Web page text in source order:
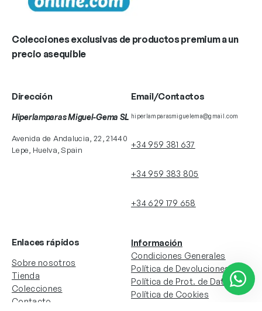
Colecciones exclusivas de productos premium a un
precio asequible
Dirección
Hiperlamparas Miguel-Gema SL
Avenida de Andalucia, 22, 21440
Lepe, Huelva, Spain
Email/Contactos
hiperlamparasmiguelema@gmail.com
+34 959 381 637
+34 959 383 805
+34 629 179 658
Enlaces rápidos
Sobre nosotros
Tienda
Colecciones
Contacto
Información
Condiciones Generales
Política de Devoluciones
Política de Prot. de Datos
Política de Cookies